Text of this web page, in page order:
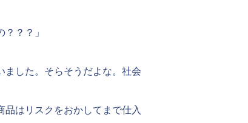
？？」
ました。そらそうだよな。社会
はリスクをおかしてまで仕入